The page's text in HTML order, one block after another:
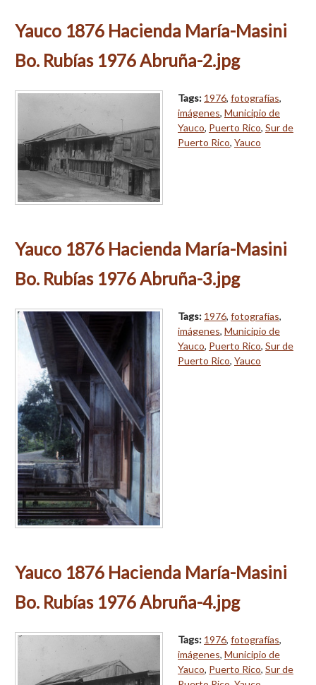
Yauco 1876 Hacienda María-Masini
Bo. Rubías 1976 Abruña-2.jpg
Tags: 1976, fotografías,
imágenes, Municipio de
Yauco, Puerto Rico, Sur de
Puerto Rico, Yauco
Yauco 1876 Hacienda María-Masini
Bo. Rubías 1976 Abruña-3.jpg
Tags: 1976, fotografías,
imágenes, Municipio de
Yauco, Puerto Rico, Sur de
Puerto Rico, Yauco
Yauco 1876 Hacienda María-Masini
Bo. Rubías 1976 Abruña-4.jpg
Tags: 1976, fotografías,
imágenes, Municipio de
Yauco, Puerto Rico, Sur de